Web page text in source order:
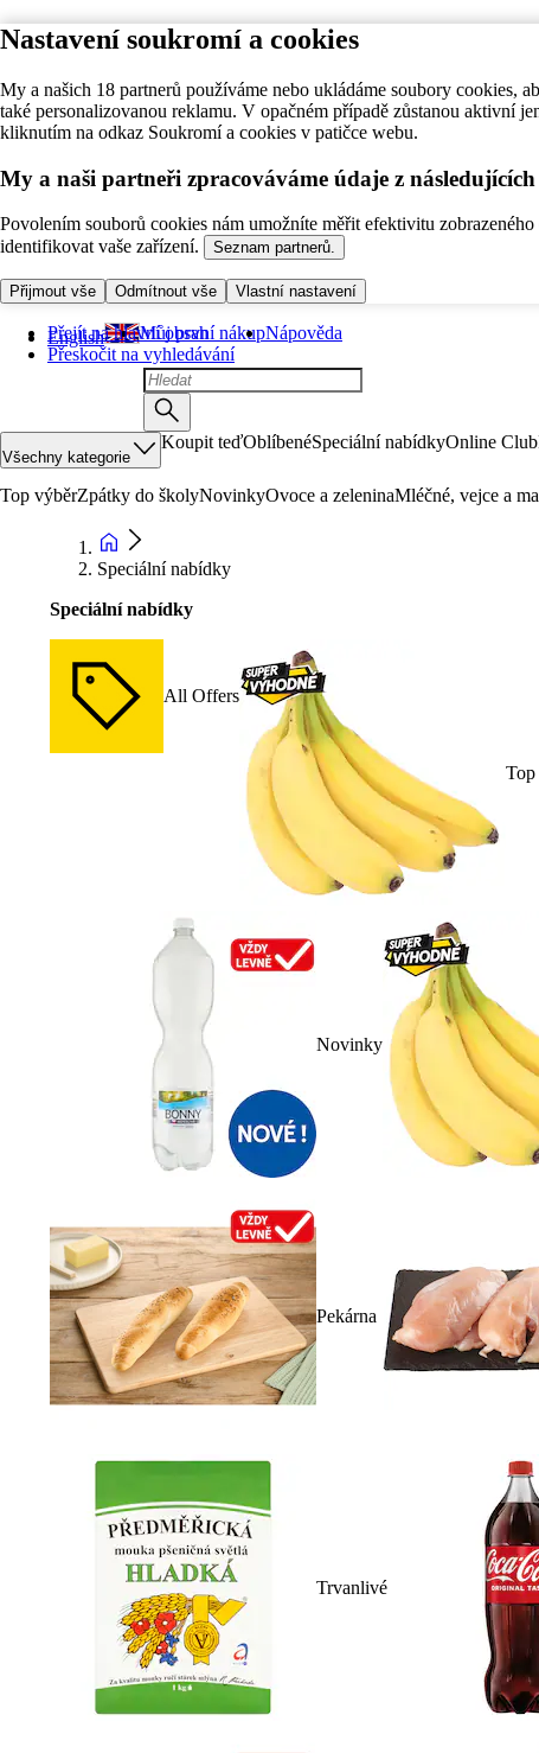
Nastavení soukromí a cookies
My a našich 18 partnerů používáme nebo ukládáme soubory cookies,
také personalizovanou reklamu. V opačném případě zůstanou aktivní
kliknutím na odkaz Soukromí a cookies v patičce webu.
My a naši partneři zpracováváme údaje z
Povolením souborů cookies nám umožníte měřit efektivitu
identifikovat vaše zařízení.
Seznam partnerů.
Přijmout vše Odmítnout vše Vlastní nastavení
Přejít na hlavní obsah
Přeskočit na vyhledávání
English Můj první nákupNápověda
Všechny kategorie
Koupit teďOblíbenéSpeciální nabídkyOnline Club
Top výběrZpátky do školyNovinkyOvoce a zeleninaMléčné, vejce a
Speciální nabídky
Speciální nabídky
All Offers
Novinky
Pekárna
Trvanlivé